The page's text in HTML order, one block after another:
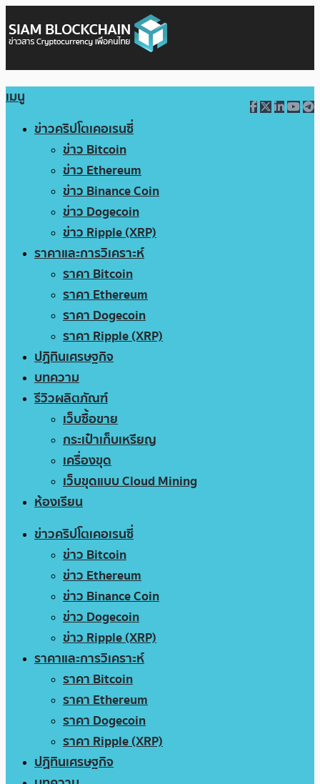
เมนู
ข่าวคริปโตเคอเรนซี่
ข่าว Bitcoin
ข่าว Ethereum
ข่าว Binance Coin
ข่าว Dogecoin
ข่าว Ripple (XRP)
ราคาและการวิเคราะห์
ราคา Bitcoin
ราคา Ethereum
ราคา Dogecoin
ราคา Ripple (XRP)
ปฏิทินเศรษฐกิจ
บทความ
รีวิวผลิตภัณฑ์
เว็บซื้อขาย
กระเป๋าเก็บเหรียญ
เครื่องขุด
เว็บขุดแบบ Cloud Mining
ห้องเรียน
ข่าวคริปโตเคอเรนซี่
ข่าว Bitcoin
ข่าว Ethereum
ข่าว Binance Coin
ข่าว Dogecoin
ข่าว Ripple (XRP)
ราคาและการวิเคราะห์
ราคา Bitcoin
ราคา Ethereum
ราคา Dogecoin
ราคา Ripple (XRP)
ปฏิทินเศรษฐกิจ